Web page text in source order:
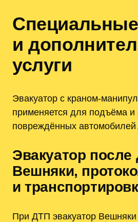
и
услуги
Эвакуатор с краном-
применяется для подъёма и
повреждённых
Эвакуатор
Вешняки,
и
При ДТП эвакуатор